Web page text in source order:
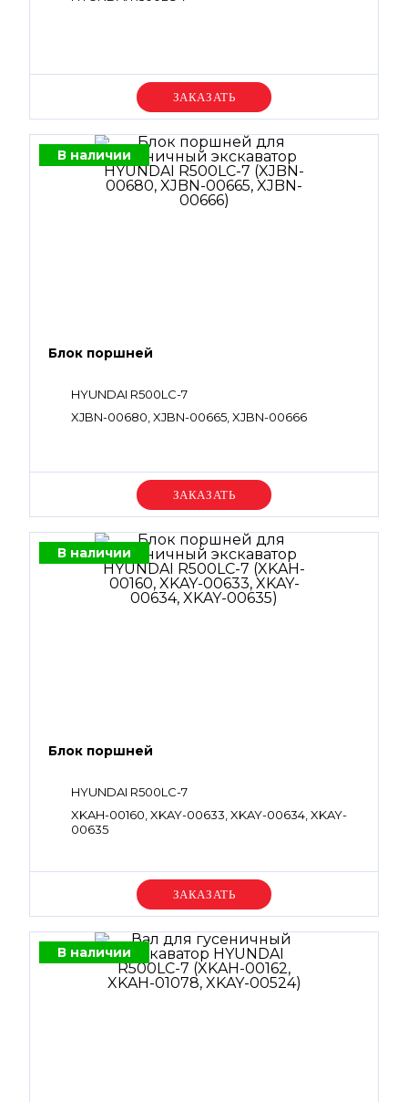
Уточняйте цену
В наличии
Блок поршней
HYUNDAI R500LC-7
XJBN-00680, XJBN-00665, XJBN-00666
Уточняйте цену
В наличии
Блок поршней
HYUNDAI R500LC-7
XKAH-00160, XKAY-00633, XKAY-00634, XKAY-
00635
Уточняйте цену
В наличии